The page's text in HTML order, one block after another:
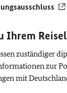
Ihrem
zuständiger
zur
mit